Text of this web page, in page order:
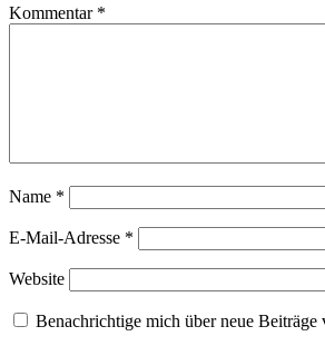
Kommentar *
Name *
E-Mail-Adresse *
Website
Benachrichtige mich über neue